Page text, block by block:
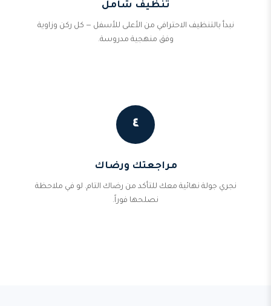
تنظيف شامل
نبدأ بالتنظيف الاحترافي من الأعلى للأسفل — كل ركن وزاوية
وفق منهجية مدروسة.
٤
مراجعتك ورضاك
نجري جولة نهائية معك للتأكد من رضاك التام. لو في ملاحظة
نصلحها فوراً.